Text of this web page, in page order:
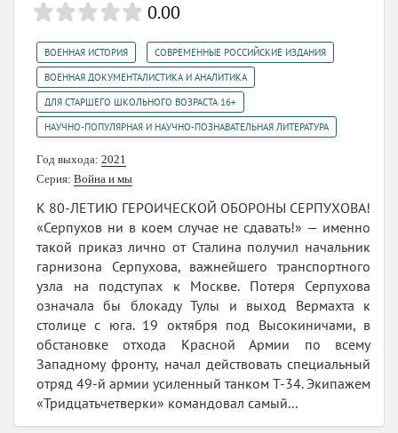
0.00
ВОЕННАЯ ИСТОРИЯ СОВРЕМЕННЫЕ РОССИЙСКИЕ ИЗДАНИЯ
ВОЕННАЯ ДОКУМЕНТАЛИСТИКА И АНАЛИТИКА
ДЛЯ СТАРШЕГО ШКОЛЬНОГО ВОЗРАСТА 16+
НАУЧНО-ПОПУЛЯРНАЯ И НАУЧНО-ПОЗНАВАТЕЛЬНАЯ ЛИТЕРАТУРА
Год выхода: 2021
Серия: Война и мы
К 80-ЛЕТИЮ ГЕРОИЧЕСКОЙ ОБОРОНЫ СЕРПУХОВА!
«Серпухов ни в коем случае не сдавать!» — именно
такой приказ лично от Сталина получил начальник
гарнизона Серпухова, важнейшего транспортного
узла на подступах к Москве. Потеря Серпухова
означала бы блокаду Тулы и выход Вермахта к
столице с юга. 19 октября под Высокиничами, в
обстановке отхода Красной Армии по всему
Западному фронту, начал действовать специальный
отряд 49-й армии усиленный танком Т-34. Экипажем
«Тридцатьчетверки» командовал самый...